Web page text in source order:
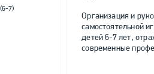
7)
Организация и
самостоятельной
детей 6-7 лет,
современные